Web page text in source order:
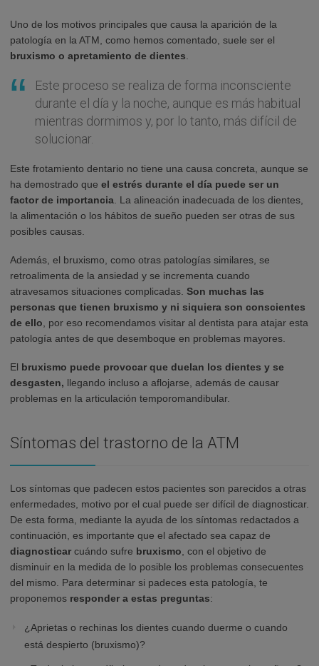
Uno de los motivos principales que causa la aparición de la
patología en la ATM, como hemos comentado, suele ser el
bruxismo o apretamiento de dientes.
Este proceso se realiza de forma inconsciente
durante el día y la noche, aunque es más habitual
mientras dormimos y, por lo tanto, más difícil de
solucionar.
Este frotamiento dentario no tiene una causa concreta, aunque se
ha demostrado que el estrés durante el día puede ser un
factor de importancia. La alineación inadecuada de los dientes,
la alimentación o los hábitos de sueño pueden ser otras de sus
posibles causas.
Además, el bruxismo, como otras patologías similares, se
retroalimenta de la ansiedad y se incrementa cuando
atravesamos situaciones complicadas. Son muchas las
personas que tienen bruxismo y ni siquiera son conscientes
de ello, por eso recomendamos visitar al dentista para atajar esta
patología antes de que desemboque en problemas mayores.
El bruxismo puede provocar que duelan los dientes y se
desgasten, llegando incluso a aflojarse, además de causar
problemas en la articulación temporomandibular.
Síntomas del trastorno de la ATM
Los síntomas que padecen estos pacientes son parecidos a otras
enfermedades, motivo por el cual puede ser difícil de diagnosticar.
De esta forma, mediante la ayuda de los síntomas redactados a
continuación, es importante que el afectado sea capaz de
diagnosticar cuándo sufre bruxismo, con el objetivo de
disminuir en la medida de lo posible los problemas consecuentes
del mismo. Para determinar si padeces esta patología, te
proponemos responder a estas preguntas:
¿Aprietas o rechinas los dientes cuando duerme o cuando
está despierto (bruxismo)?